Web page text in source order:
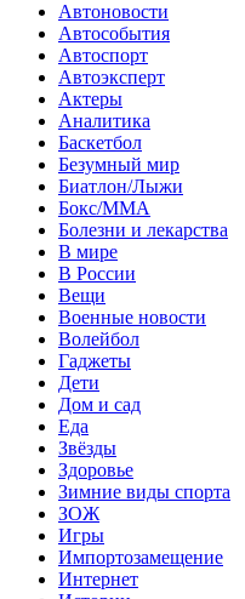
Автоновости
Автособытия
Автоспорт
Автоэксперт
Актеры
Аналитика
Баскетбол
Безумный мир
Биатлон/Лыжи
Бокс/MMA
Болезни и лекарства
В мире
В России
Вещи
Военные новости
Волейбол
Гаджеты
Дети
Дом и сад
Еда
Звёзды
Здоровье
Зимние виды спорта
ЗОЖ
Игры
Импортозамещение
Интернет